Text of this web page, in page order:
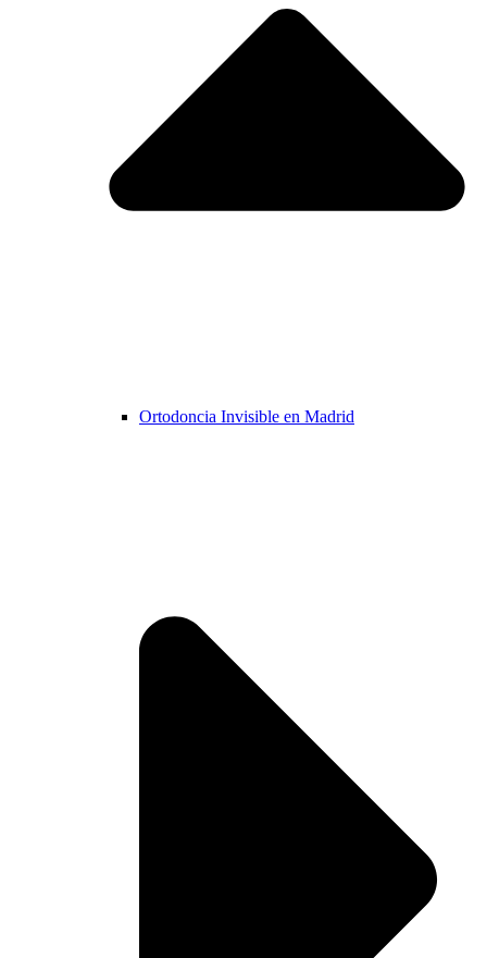
Ortodoncia Invisible en Madrid